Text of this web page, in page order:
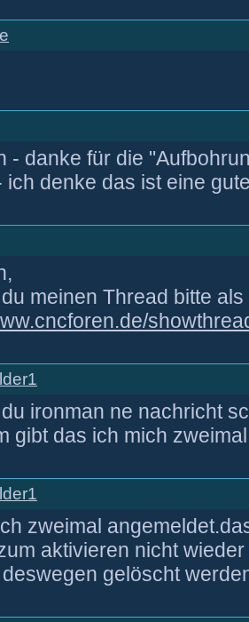
- danke für die
ich denke das ist eine
meinen Thread bitte
ironman ne nachricht
gibt das ich mich
zweimal
aktivieren nicht
gelöscht